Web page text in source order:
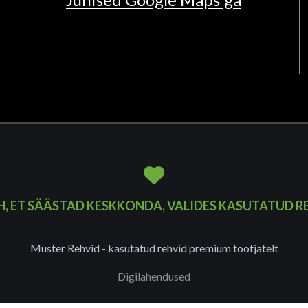
ET SÄÄSTAD KESKKONDA, VALIDES KASUTATUD
Muster Rehvid - kasutatud rehvid premium tootjatelt
Digilahendused